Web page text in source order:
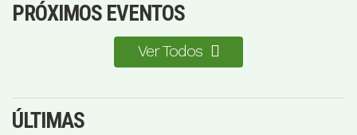
PRÓXIMOS EVENTOS
Ver Todos
ÚLTIMAS